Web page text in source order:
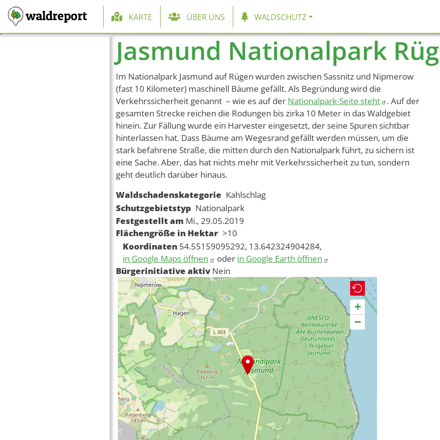
waldreport Hauptnavigation
KARTE ÜBER UNS WALDSCHUTZ
Jasmund Nationalpark
Im Nationalpark Jasmund auf Rügen wurden zwischen Sassnitz und Nipmerow
(fast 10 Kilometer) maschinell Bäume gefällt. Als Begründung wird die
Verkehrssicherheit genannt – wie es auf der Nationalpark-Seite steht
. Auf der
gesamten Strecke reichen die Rodungen bis zirka 10 Meter in das Waldgebiet
hinein. Zur Fällung wurde ein Harvester eingesetzt, der seine Spuren sichtbar
hinterlassen hat. Dass Bäume am Wegesrand gefällt werden müssen, um die
stark befahrene Straße, die mitten durch den Nationalpark führt, zu sichern ist
eine Sache. Aber, das hat nichts mehr mit Verkehrssicherheit zu tun, sondern
geht deutlich darüber hinaus.
Waldschadenskategorie Kahlschlag
Schutzgebietstyp Nationalpark
Festgestellt am Mi., 29.05.2019
Flächengröße in Hektar >10
Koordinaten 54.55159095292, 13.642324904284,
in Google Maps öffnen
oder in Google Earth öffnen
Bürgerinitiative aktiv Nein
+
−